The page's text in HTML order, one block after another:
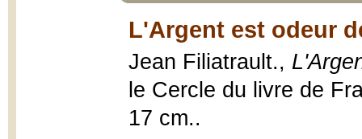
L'Argent est odeur
Jean Filiatrault.,
le Cercle du livre de
17 cm..